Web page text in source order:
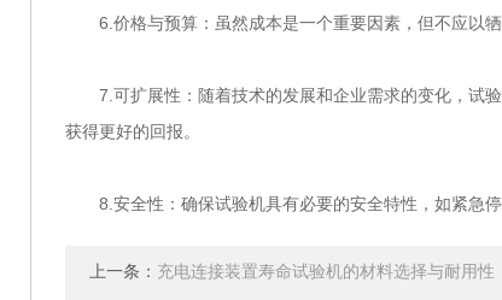
6.价格与预算：虽然成本是一个重要因素，但不应以牺
7.可扩展性：随着技术的发展和企业需求的变化，试验
获得更好的回报。
8.安全性：确保试验机具有必要的安全特性，如紧急停
上一条： 充电连接装置寿命试验机的材料选择与耐用性